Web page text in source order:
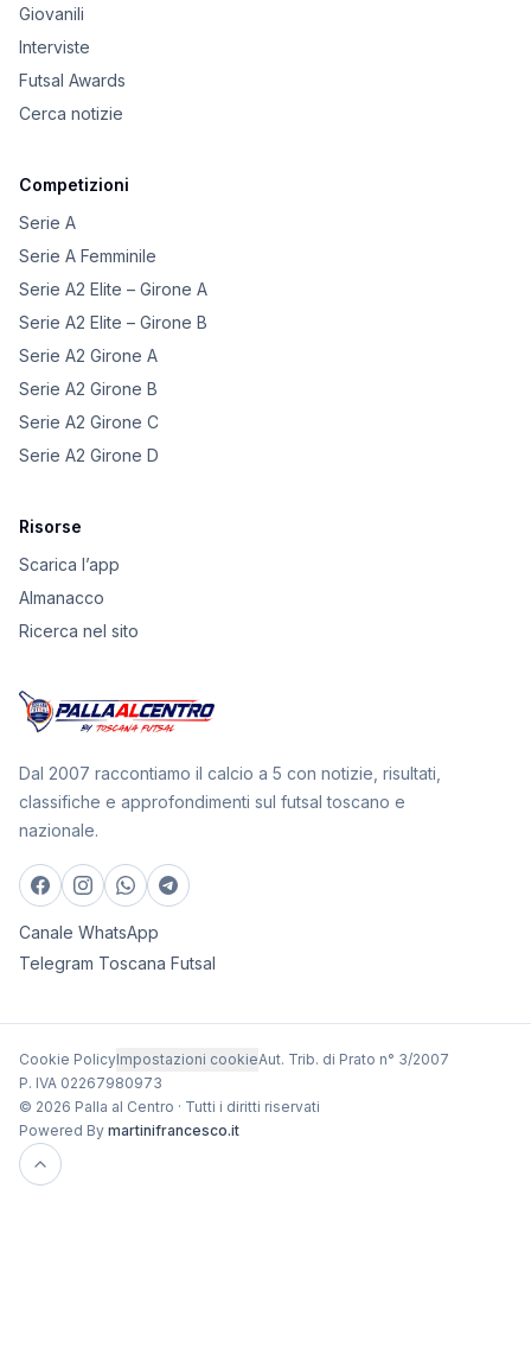
Giovanili
Interviste
Futsal Awards
Cerca notizie
Competizioni
Serie A
Serie A Femminile
Serie A2 Elite – Girone A
Serie A2 Elite – Girone B
Serie A2 Girone A
Serie A2 Girone B
Serie A2 Girone C
Serie A2 Girone D
Risorse
Scarica l’app
Almanacco
Ricerca nel sito
Dal 2007 raccontiamo il calcio a 5 con notizie, risultati,
classifiche e approfondimenti sul futsal toscano e
nazionale.
Canale WhatsApp
Telegram Toscana Futsal
Cookie PolicyImpostazioni cookieAut. Trib. di Prato n° 3/2007
P. IVA 02267980973
© 2026 Palla al Centro · Tutti i diritti riservati
Powered By martinifrancesco.it